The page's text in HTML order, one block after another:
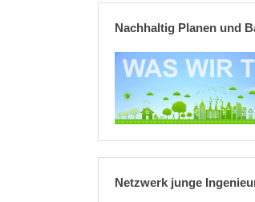
Nachhaltig Planen und
Netzwerk junge